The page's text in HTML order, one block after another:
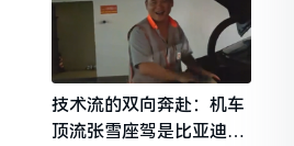
技术流的双向奔赴：机车
顶流张雪座驾是比亚迪秦